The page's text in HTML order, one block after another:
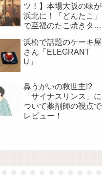
ツ！】本場大阪の味が
浜北に！「どんたこ」
で至福のたこ焼きタイ
浜松で話題のケーキ屋
さん「ELEGRANT
U」
鼻うがいの救世主!?
「サイナスリンス」に
ついて薬剤師の視点で
レビュー！